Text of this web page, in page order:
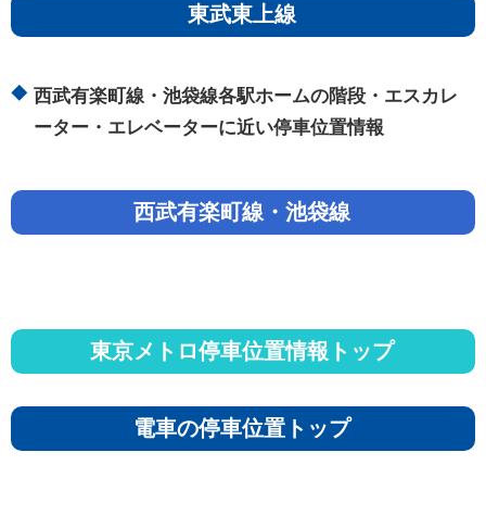
東武東上線
西武有楽町線・池袋線各駅ホームの階段・エスカレ
ーター・エレベーターに近い停車位置情報
西武有楽町線・池袋線
東京メトロ停車位置情報トップ
電車の停車位置トップ